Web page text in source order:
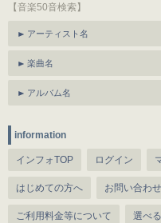
【音楽50音検索】
アーティスト名
楽曲名
アルバム名
information
インフォTOP ログイン
はじめての方へ お問い合わせ
ご利用料金等について 選べ